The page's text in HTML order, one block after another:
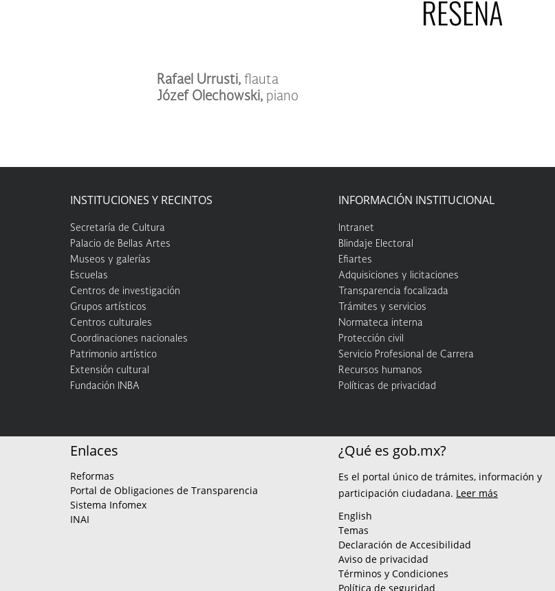
RESEÑA
Rafael Urrusti, flauta
Józef Olechowski, piano
INSTITUCIONES Y RECINTOS
Secretaría de Cultura
Palacio de Bellas Artes
Museos y galerías
Escuelas
Centros de investigación
Grupos artísticos
Centros culturales
Coordinaciones nacionales
Patrimonio artístico
Extensión cultural
Fundación INBA
INFORMACIÓN INSTITUCIONAL
Intranet
Blindaje Electoral
Efiartes
Adquisiciones y licitaciones
Transparencia focalizada
Trámites y servicios
Normateca interna
Protección civil
Servicio Profesional de Carrera
Recursos humanos
Políticas de privacidad
Enlaces
Reformas
Portal de Obligaciones de Transparencia
Sistema Infomex
INAI
¿Qué es gob.mx?
Es el portal único de trámites, información y
participación ciudadana. Leer más
English
Temas
Declaración de Accesibilidad
Aviso de privacidad
Términos y Condiciones
Política de seguridad